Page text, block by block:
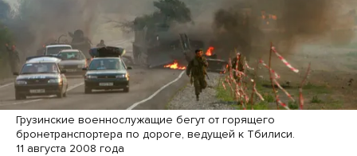
Грузинские военнослужащие бегут от горящего
бронетранспортера по дороге, ведущей к Тбилиси.
11 августа 2008 года